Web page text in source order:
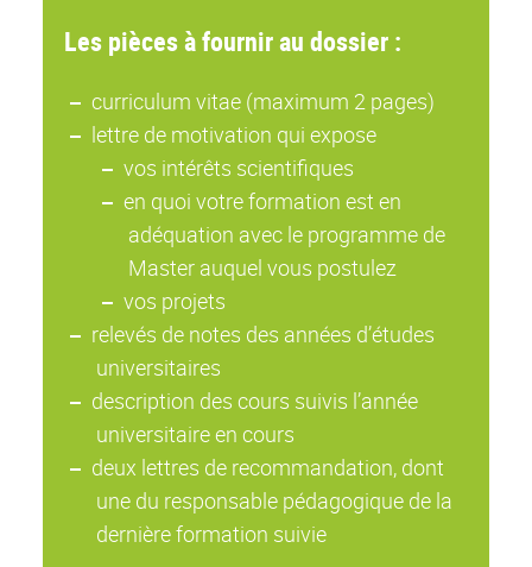
Les pièces à fournir au dossier :
curriculum vitae (maximum 2 pages)
lettre de motivation qui expose
vos intérêts scientifiques
en quoi votre formation est en
adéquation avec le programme de
Master auquel vous postulez
vos projets
relevés de notes des années d’études
universitaires
description des cours suivis l’année
universitaire en cours
deux lettres de recommandation, dont
une du responsable pédagogique de la
dernière formation suivie